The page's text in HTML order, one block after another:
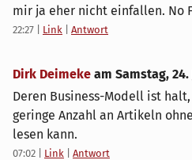
mir ja eher nicht einfallen. No
22:27 Link Antwort
Dirk Deimeke am Samstag, 24.
Deren Business-Modell ist
geringe Anzahl an Artikeln
lesen kann.
07:02 Link Antwort